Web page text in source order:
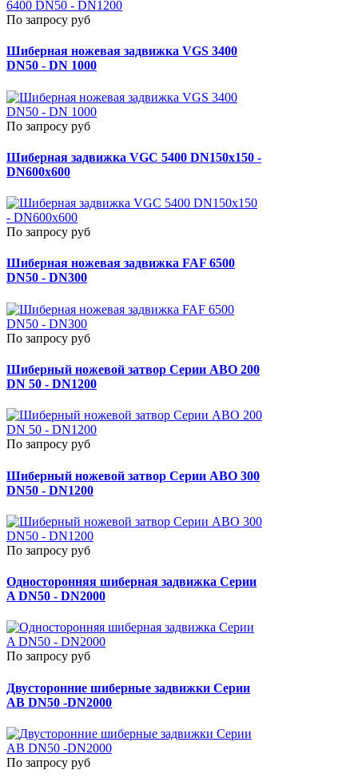
По запросу руб
Шиберная ножевая задвижка VGS 3400
DN50 - DN 1000
По запросу руб
Шиберная задвижка VGC 5400 DN150x150 -
DN600x600
По запросу руб
Шиберная ножевая задвижка FAF 6500
DN50 - DN300
По запросу руб
Шиберный ножевой затвор Серии ABO 200
DN 50 - DN1200
По запросу руб
Шиберный ножевой затвор Серии ABO 300
DN50 - DN1200
По запросу руб
Односторонняя шиберная задвижка Серии
A DN50 - DN2000
По запросу руб
Двусторонние шиберные задвижки Серии
AB DN50 -DN2000
По запросу руб